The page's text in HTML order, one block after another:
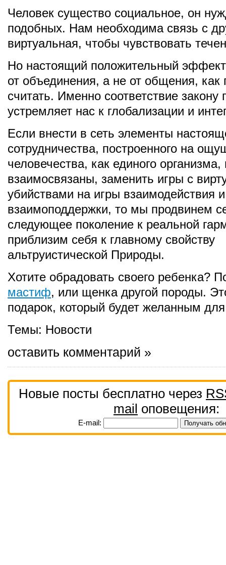
Человек существо социальное, он
подобных. Нам необходима связь с
виртуальная, чтобы чувствовать
Но настоящий положительный эффект
от объединения, а не от общения, как
считать. Именно соответствие закону
устремляет нас к глобализации и
Если внести в сеть элементы
сотрудничества, построенного на
человечества, как единого организма,
взаимосвязаны, заменить игры с
убийствами на игры взаимодействия и
взаимоподдержки, то мы продвинем
следующее поколение к реальной
приблизим себя к главному свойству
альтруистической Природы.
Хотите обрадовать своего ребенка?
мастиф, или щенка другой породы.
подарок, который будет желанным
Темы: Новости
оставить комментарий »
Новые посты бесплатно через
mail оповещения:
E-mail: